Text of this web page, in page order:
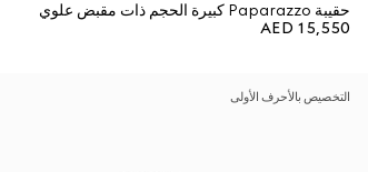
حقيبة Paparazzo كبيرة الحجم ذات مقبض علوي
AED 15,550
التخصيص بالأحرف الأولى